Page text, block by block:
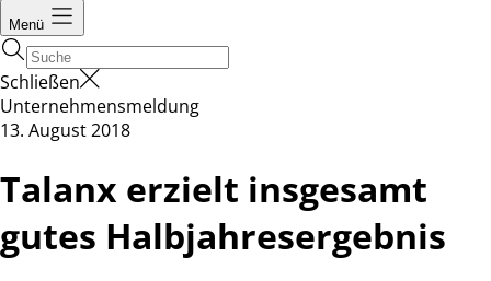
Menü
Schließen
Unternehmensmeldung
13. August 2018
Talanx erzielt insgesamt
gutes Halbjahresergebnis